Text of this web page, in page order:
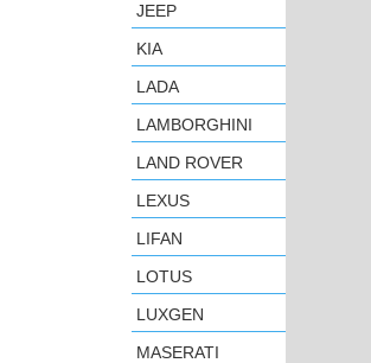
JEEP
KIA
LADA
LAMBORGHINI
LAND ROVER
LEXUS
LIFAN
LOTUS
LUXGEN
MASERATI